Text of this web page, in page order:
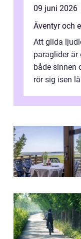
09 juni 2026
Äventyr och
Att glida
paraglider är
både sinnen
rör sig isen